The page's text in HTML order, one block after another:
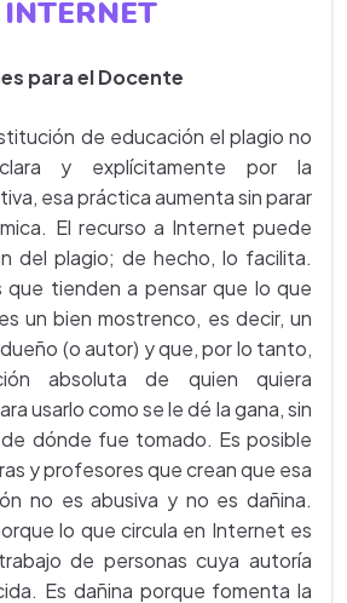
para el Docente
de educación el plagio no
y explícitamente por la
esa práctica aumenta sin parar
El recurso a Internet puede
del plagio; de hecho, lo facilita.
que tienden a pensar que lo que
un bien mostrenco, es decir, un
(o autor) y que, por lo tanto,
absoluta de quien quiera
usarlo como se le dé la gana, sin
dónde fue tomado. Es posible
y profesores que crean que esa
no es abusiva y no es dañina.
lo que circula en Internet es
de personas cuya autoría
Es dañina porque fomenta la